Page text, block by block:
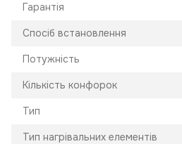
Гарантія
Спосіб встановлення
Потужність
Кількість конфорок
Тип
Тип нагрівальних елементів